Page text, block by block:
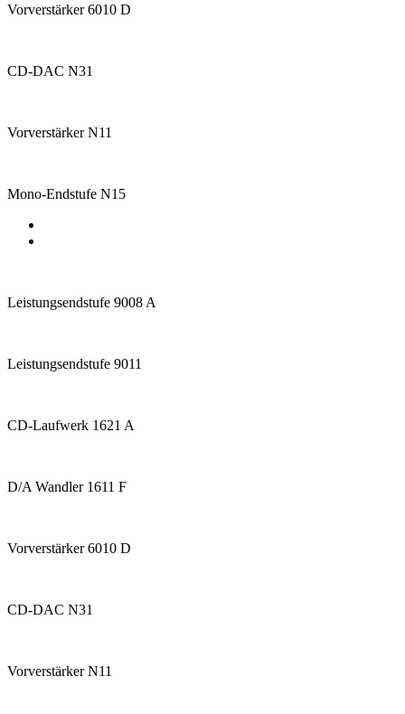
Vorverstärker 6010 D
CD-DAC N31
Vorverstärker N11
Mono-Endstufe N15
Leistungsendstufe 9008 A
Leistungsendstufe 9011
CD-Laufwerk 1621 A
D/A Wandler 1611 F
Vorverstärker 6010 D
CD-DAC N31
Vorverstärker N11